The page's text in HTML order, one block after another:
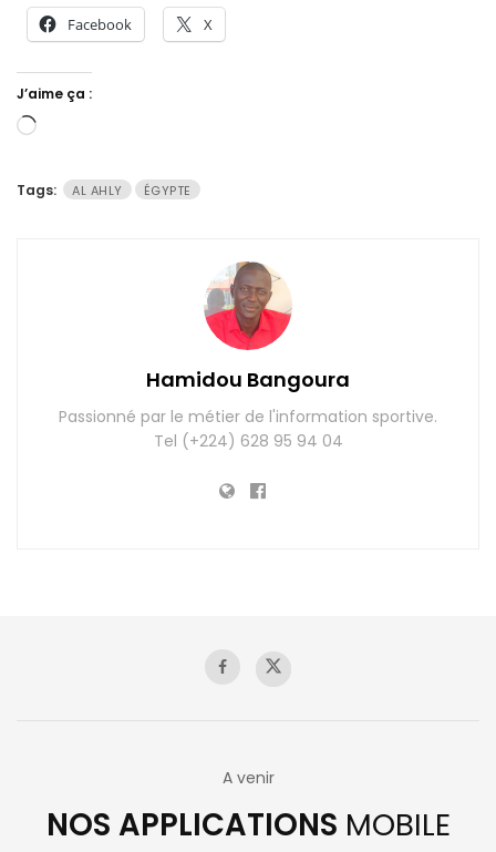
Facebook X
J’aime ça :
Chargement…
Tags: AL AHLY ÉGYPTE
Hamidou Bangoura
Passionné par le métier de l'information sportive.
Tel (+224) 628 95 94 04
A venir
NOS APPLICATIONS MOBILE